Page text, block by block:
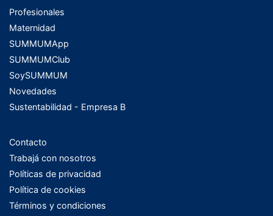
Profesionales
Maternidad
SUMMUMApp
SUMMUMClub
SoySUMMUM
Novedades
Sustentabilidad - Empresa B
Contacto
Trabajá con nosotros
Políticas de privacidad
Política de cookies
Términos y condiciones